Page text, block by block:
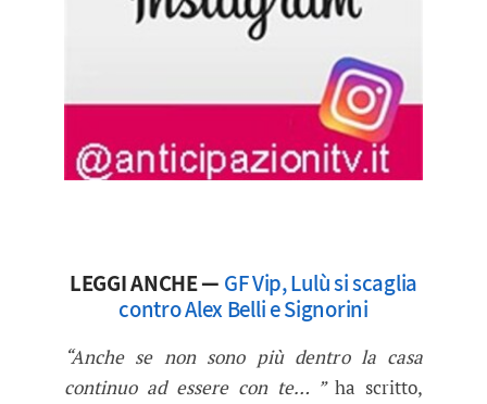
LEGGI ANCHE — GF Vip, Lulù si scaglia
contro Alex Belli e Signorini
“Anche se non sono più dentro la casa
continuo ad essere con te… ” ha scritto,